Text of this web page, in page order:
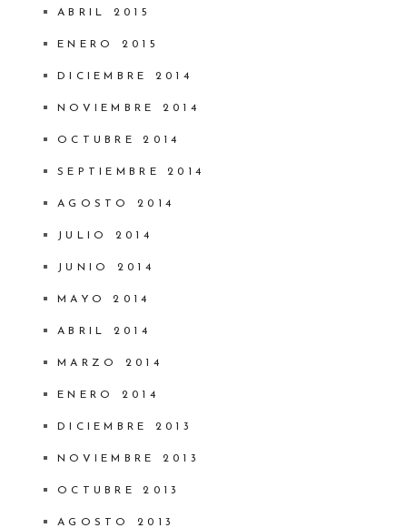
ABRIL 2015
ENERO 2015
DICIEMBRE 2014
NOVIEMBRE 2014
OCTUBRE 2014
SEPTIEMBRE 2014
AGOSTO 2014
JULIO 2014
JUNIO 2014
MAYO 2014
ABRIL 2014
MARZO 2014
ENERO 2014
DICIEMBRE 2013
NOVIEMBRE 2013
OCTUBRE 2013
AGOSTO 2013